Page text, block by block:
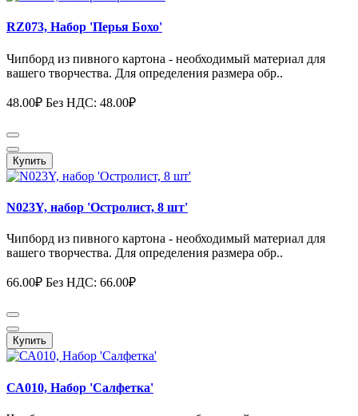
RZ073, Набор 'Перья Бохо'
Чипборд из пивного картона - необходимый материал для
вашего творчества. Для определения размера обр..
48.00₽ Без НДС: 48.00₽
Купить
N023Y, набор 'Остролист, 8 шт'
Чипборд из пивного картона - необходимый материал для
вашего творчества. Для определения размера обр..
66.00₽ Без НДС: 66.00₽
Купить
СА010, Набор 'Салфетка'